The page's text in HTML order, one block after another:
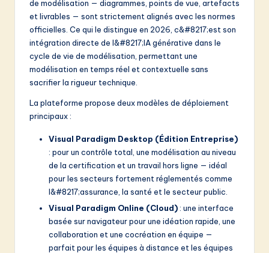
de modélisation — diagrammes, points de vue, artefacts
et livrables — sont strictement alignés avec les normes
officielles. Ce qui le distingue en 2026, c&#8217;est son
intégration directe de l&#8217;IA générative dans le
cycle de vie de modélisation, permettant une
modélisation en temps réel et contextuelle sans
sacrifier la rigueur technique.
La plateforme propose deux modèles de déploiement
principaux :
Visual Paradigm Desktop (Édition Entreprise)
: pour un contrôle total, une modélisation au niveau
de la certification et un travail hors ligne — idéal
pour les secteurs fortement réglementés comme
l&#8217;assurance, la santé et le secteur public.
Visual Paradigm Online (Cloud) : une interface
basée sur navigateur pour une idéation rapide, une
collaboration et une cocréation en équipe —
parfait pour les équipes à distance et les équipes